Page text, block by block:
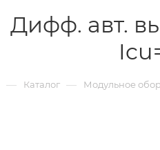
Дифф. авт.
— Каталог — Модульное